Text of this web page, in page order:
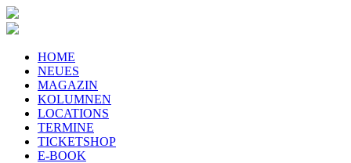
HOME
NEUES
MAGAZIN
KOLUMNEN
LOCATIONS
TERMINE
TICKETSHOP
E-BOOK